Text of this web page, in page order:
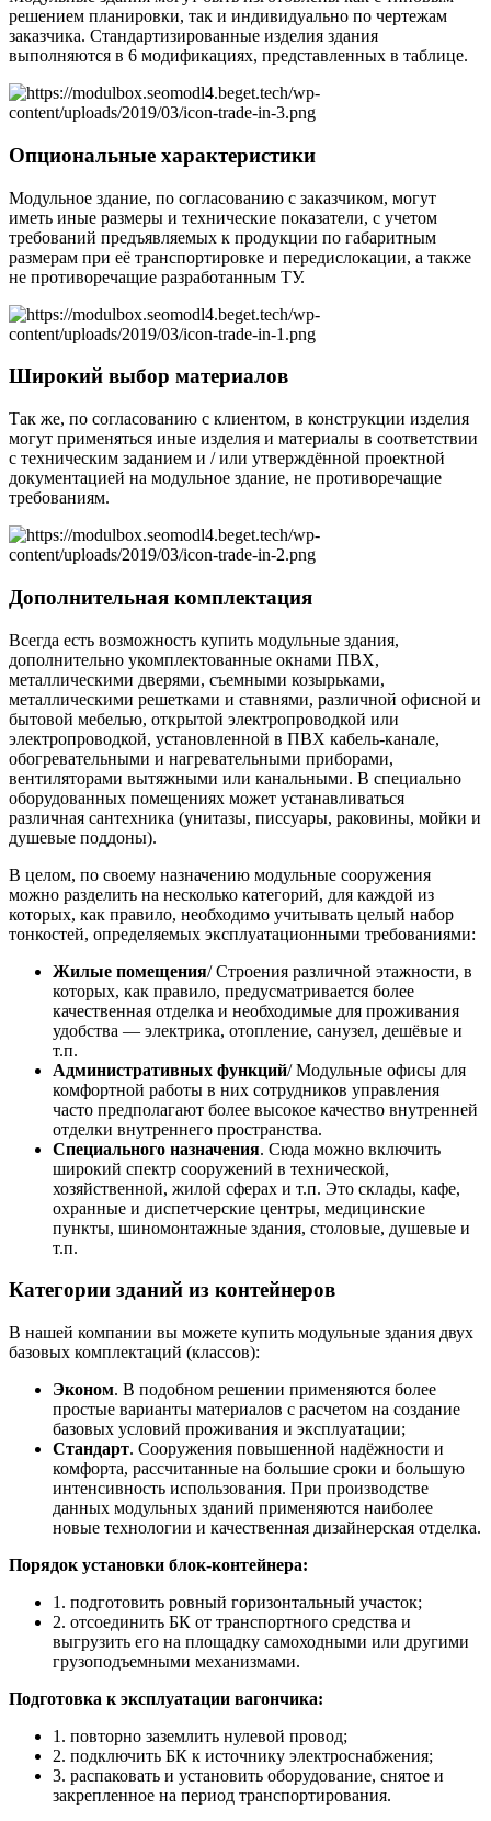
решением планировки, так и индивидуально по чертежам
заказчика. Стандартизированные изделия здания
выполняются в 6 модификациях, представленных в таблице.
Опциональные характеристики
Модульное здание, по согласованию с заказчиком, могут
иметь иные размеры и технические показатели, с учетом
требований предъявляемых к продукции по габаритным
размерам при её транспортировке и передислокации, а также
не противоречащие разработанным ТУ.
Широкий выбор материалов
Так же, по согласованию с клиентом, в конструкции изделия
могут применяться иные изделия и материалы в соответствии
с техническим заданием и / или утверждённой проектной
документацией на модульное здание, не противоречащие
требованиям.
Дополнительная комплектация
Всегда есть возможность купить модульные здания,
дополнительно укомплектованные окнами ПВХ,
металлическими дверями, съемными козырьками,
металлическими решетками и ставнями, различной офисной и
бытовой мебелью, открытой электропроводкой или
электропроводкой, установленной в ПВХ кабель-канале,
обогревательными и нагревательными приборами,
вентиляторами вытяжными или канальными. В специально
оборудованных помещениях может устанавливаться
различная сантехника (унитазы, писсуары, раковины, мойки и
душевые поддоны).
В целом, по своему назначению модульные сооружения
можно разделить на несколько категорий, для каждой из
которых, как правило, необходимо учитывать целый набор
тонкостей, определяемых эксплуатационными требованиями:
Жилые помещения/ Строения различной этажности, в
которых, как правило, предусматривается более
качественная отделка и необходимые для проживания
удобства — электрика, отопление, санузел, дешёвые и
т.п.
Административных функций/ Модульные офисы для
комфортной работы в них сотрудников управления
часто предполагают более высокое качество внутренней
отделки внутреннего пространства.
Специального назначения. Сюда можно включить
широкий спектр сооружений в технической,
хозяйственной, жилой сферах и т.п. Это склады, кафе,
охранные и диспетчерские центры, медицинские
пункты, шиномонтажные здания, столовые, душевые и
т.п.
Категории зданий из контейнеров
В нашей компании вы можете купить модульные здания двух
базовых комплектаций (классов):
Эконом. В подобном решении применяются более
простые варианты материалов с расчетом на создание
базовых условий проживания и эксплуатации;
Стандарт. Сооружения повышенной надёжности и
комфорта, рассчитанные на большие сроки и большую
интенсивность использования. При производстве
данных модульных зданий применяются наиболее
новые технологии и качественная дизайнерская отделка.
Порядок установки блок-контейнера:
1. подготовить ровный горизонтальный участок;
2. отсоединить БК от транспортного средства и
выгрузить его на площадку самоходными или другими
грузоподъемными механизмами.
Подготовка к эксплуатации вагончика:
1. повторно заземлить нулевой провод;
2. подключить БК к источнику электроснабжения;
3. распаковать и установить оборудование, снятое и
закрепленное на период транспортирования.